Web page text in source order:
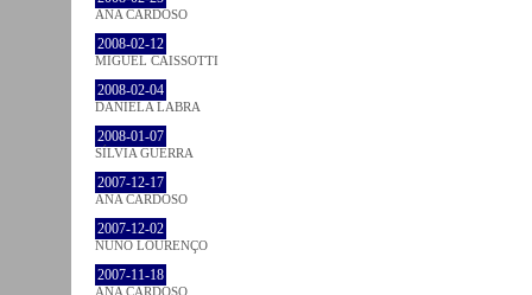
ANA CARDOSO
2008-02-12
MIGUEL CAISSOTTI
2008-02-04
DANIELA LABRA
2008-01-07
SÍLVIA GUERRA
2007-12-17
ANA CARDOSO
2007-12-02
NUNO LOURENÇO
2007-11-18
ANA CARDOSO